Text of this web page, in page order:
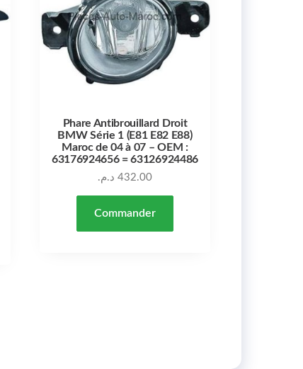
Phare Antibrouillard Droit
BMW Série 1 (E81 E82 E88)
Maroc de 04 à 07 – OEM :
63176924656 = 63126924486
432.00 د.م.
Commander